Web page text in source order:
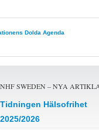
Dolda Agenda
NHF SWEDEN – NYA
Tidningen Hälsofrihet
2025/2026